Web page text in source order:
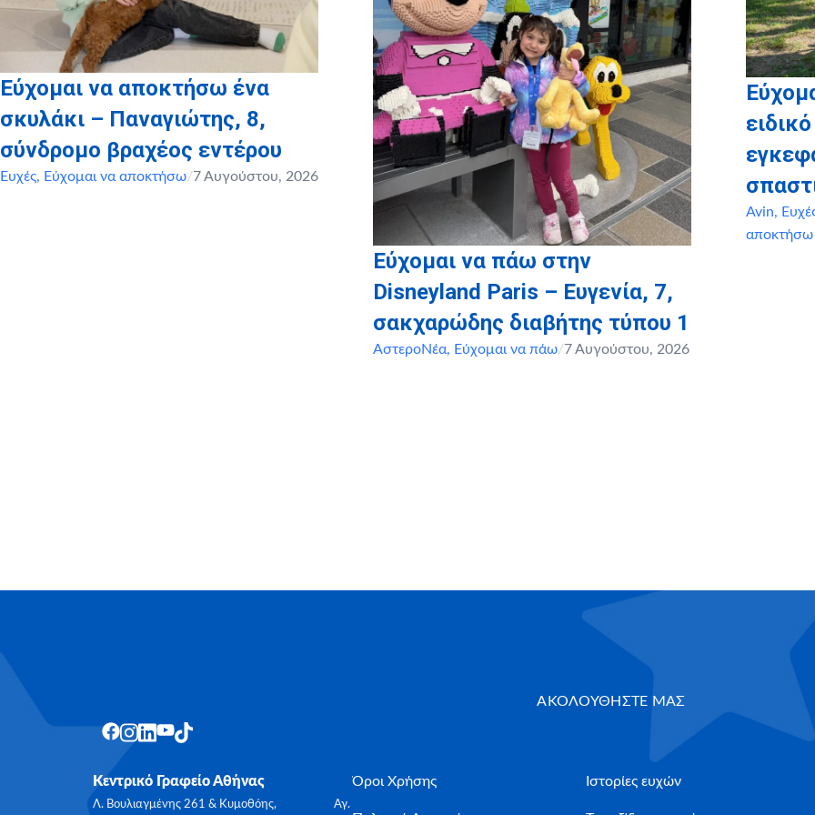
Εύχομαι να αποκτήσω ένα
σκυλάκι – Παναγιώτης, 8,
σύνδρομο βραχέος εντέρου
Ευχές, Εύχομαι να αποκτήσω/7 Αυγούστου, 2026
Εύχομαι να πάω στην
Disneyland Paris – Ευγενία, 7,
σακχαρώδης διαβήτης τύπου 1
ΑστεροΝέα, Εύχομαι να πάω/7 Αυγούστου, 2026
Avin,
αποκτήσω
ΑΚΟΛΟΥΘΗΣΤΕ ΜΑΣ
Κεντρικό Γραφείο Αθήνας
Λ. Βουλιαγμένης 261 & Κυμοθόης, Αγ.
Όροι Χρήσης Ιστορίες ευχών